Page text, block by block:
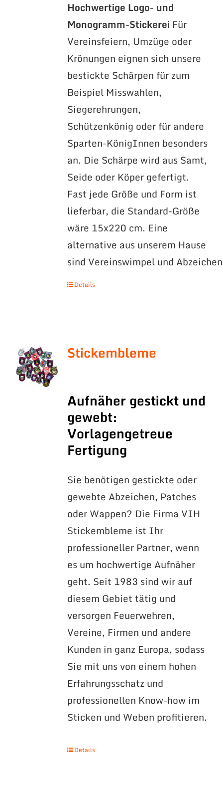
Hochwertige Logo- und
Monogramm-Stickerei Für
Vereinsfeiern, Umzüge oder
Krönungen eignen sich unsere
bestickte Schärpen für zum
Beispiel Misswahlen,
Siegerehrungen,
Schützenkönig oder für andere
Sparten-KönigInnen besonders
an. Die Schärpe wird aus Samt,
Seide oder Köper gefertigt.
Fast jede Größe und Form ist
lieferbar, die Standard-Größe
wäre 15x220 cm. Eine
alternative aus unserem Hause
sind Vereinswimpel und
Details
Stickembleme
Aufnäher gestickt und
gewebt:
Vorlagengetreue
Fertigung
Sie benötigen gestickte oder
gewebte Abzeichen, Patches
oder Wappen? Die Firma VIH
Stickembleme ist Ihr
professioneller Partner, wenn
es um hochwertige Aufnäher
geht. Seit 1983 sind wir auf
diesem Gebiet tätig und
versorgen Feuerwehren,
Vereine, Firmen und andere
Kunden in ganz Europa, sodass
Sie mit uns von einem hohen
Erfahrungsschatz und
professionellen Know-how im
Sticken und Weben profitieren.
Details